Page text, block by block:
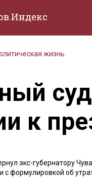
жизнь
к
экс-губернатору
с формулировкой об